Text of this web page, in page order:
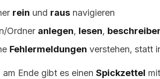
rein und raus navigieren
Ordner anlegen, lesen,
Fehlermeldungen verstehen, statt
Ende gibt es einen Spickzettel